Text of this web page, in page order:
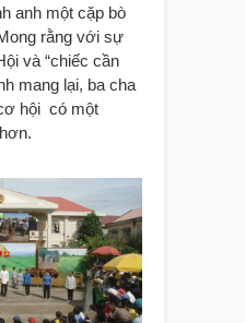
anh một cặp bò
rằng với sự
và “chiếc cần
mang lại, ba cha
hội có một